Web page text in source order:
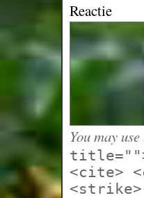
Reactie
You may
<cite>